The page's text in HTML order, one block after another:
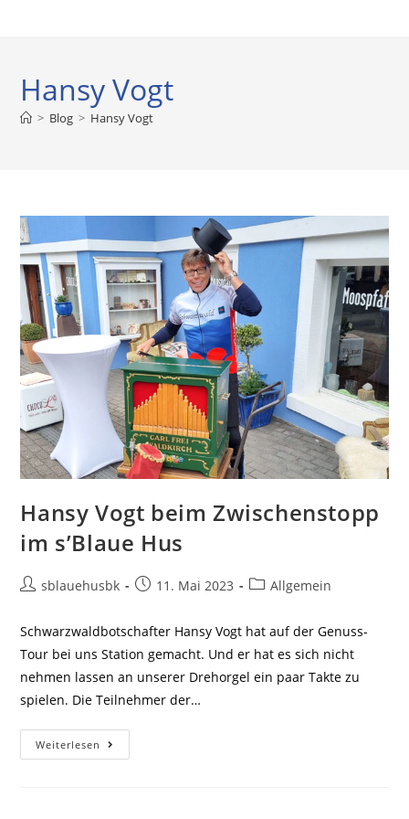
Hansy Vogt
> Blog > Hansy Vogt
Hansy Vogt beim Zwischenstopp
im s’Blaue Hus
sblauehusbk 11. Mai 2023 Allgemein
Schwarzwaldbotschafter Hansy Vogt hat auf der Genuss-
Tour bei uns Station gemacht. Und er hat es sich nicht
nehmen lassen an unserer Drehorgel ein paar Takte zu
spielen. Die Teilnehmer der…
Weiterlesen